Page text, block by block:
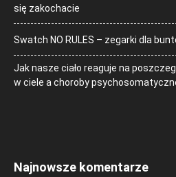
się zakochacie
Swatch NO RULES – zegarki dla
Jak nasze ciało reaguje na
w ciele a choroby
Najnowsze komentarze